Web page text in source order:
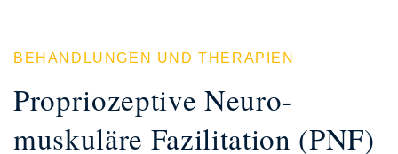
BEHANDLUNGEN UND THERAPIEN
Propriozeptive Neuro­
muskuläre Fazilitation (PNF)